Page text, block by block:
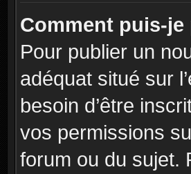
Comment puis-
Pour publier un
adéquat situé sur
besoin d’être
vos permissions
forum ou du sujet.